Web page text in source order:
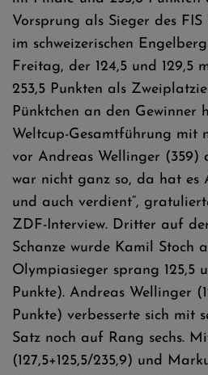
Vorsprung als Sieger des
im schweizerischen
Freitag, der 124,5 und 129,5
253,5 Punkten als
Pünktchen an den Gewinner
Weltcup-Gesamtführung mit
vor Andreas Wellinger (359)
war nicht ganz so, da hat es
und auch verdient“,
ZDF-Interview. Dritter auf
Schanze wurde Kamil Stoch
Olympiasieger sprang 125,5
Punkte). Andreas Wellinger
Punkte) verbesserte sich mit
Satz noch auf Rang sechs.
(127,5+125,5/235,9) und